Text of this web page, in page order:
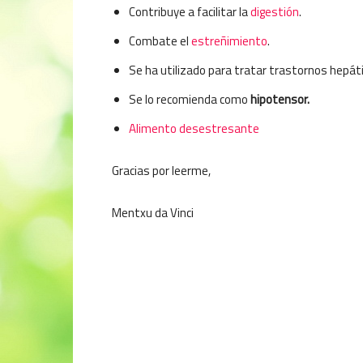
Contribuye a facilitar ladigestión.
Combate elestreñimiento.
Se ha utilizado para tratar trastornos
Se lo recomienda comohipotensor.
Alimento desestresante
Gracias por leerme,
Mentxu da Vinci